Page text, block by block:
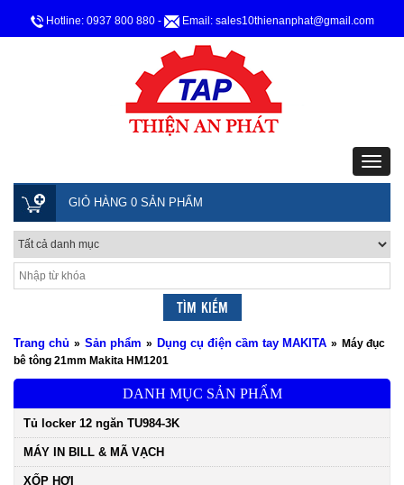
Hotline: 0937 800 880 - Email: sales10thienanphat@gmail.com
GIỎ HÀNG 0 SẢN PHẨM
Trang chủ » Sản phẩm » Dụng cụ điện cầm tay MAKITA » Máy đục
bê tông 21mm Makita HM1201
DANH MỤC SẢN PHẨM
Tủ locker 12 ngăn TU984-3K
MÁY IN BILL & MÃ VẠCH
XỐP HƠI